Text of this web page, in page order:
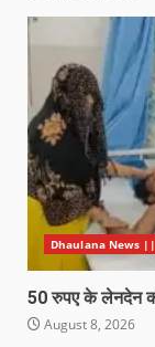
Dhaulana News ||
50 रुपए के लेनदेन
August 8, 2026